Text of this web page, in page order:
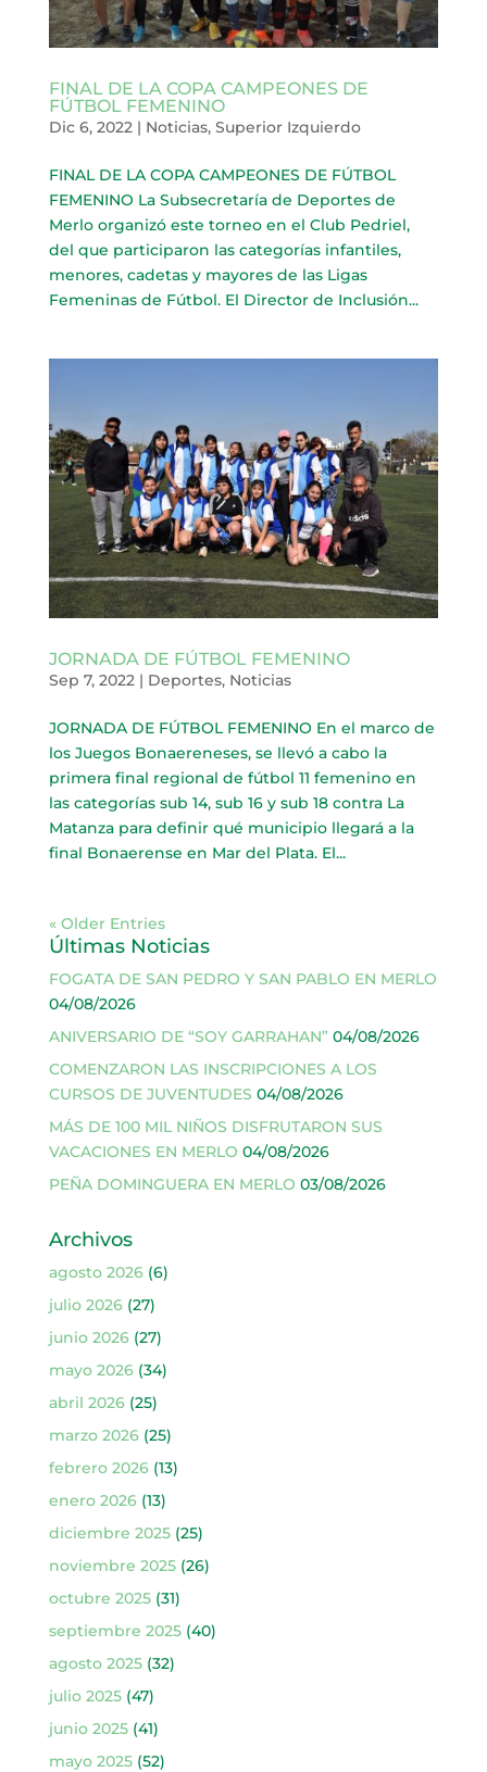
FINAL DE LA COPA CAMPEONES DE
FÚTBOL FEMENINO
Dic 6, 2022| Noticias, Superior Izquierdo
FINAL DE LA COPA CAMPEONES DE FÚTBOL
FEMENINO La Subsecretaría de Deportes de
Merlo organizó este torneo en el Club Pedriel,
del que participaron las categorías infantiles,
menores, cadetas y mayores de las Ligas
Femeninas de Fútbol. El Director de Inclusión...
JORNADA DE FÚTBOL FEMENINO
Sep 7, 2022| Deportes, Noticias
JORNADA DE FÚTBOL FEMENINO En el marco de
los Juegos Bonaereneses, se llevó a cabo la
primera final regional de fútbol 11 femenino en
las categorías sub 14, sub 16 y sub 18 contra La
Matanza para definir qué municipio llegará a la
final Bonaerense en Mar del Plata. El...
« Older Entries
Últimas Noticias
FOGATA DE SAN PEDRO Y SAN PABLO EN MERLO
04/08/2026
ANIVERSARIO DE “SOY GARRAHAN” 04/08/2026
COMENZARON LAS INSCRIPCIONES A LOS
CURSOS DE JUVENTUDES 04/08/2026
MÁS DE 100 MIL NIÑOS DISFRUTARON SUS
VACACIONES EN MERLO 04/08/2026
PEÑA DOMINGUERA EN MERLO 03/08/2026
Archivos
agosto 2026(6)
julio 2026(27)
junio 2026(27)
mayo 2026(34)
abril 2026(25)
marzo 2026(25)
febrero 2026(13)
enero 2026(13)
diciembre 2025(25)
noviembre 2025(26)
octubre 2025(31)
septiembre 2025(40)
agosto 2025(32)
julio 2025(47)
junio 2025(41)
mayo 2025(52)